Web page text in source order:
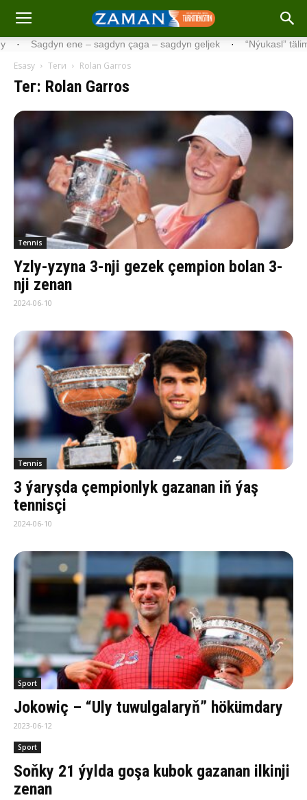
ene – sagdyn çaga – sagdyn geljek · “Nýukasl” tälimçisini
Esasy Теги Rolan Garros
Тег: Rolan Garros
Tennis
Yzly-yzyna 3-nji gezek çempion bolan 3-
nji zenan
2024-06-10
Tennis
3 ýaryşda çempionlyk gazanan iň ýaş
tennisçi
2024-06-10
Sport
Jokowiç – “Uly tuwulgalaryň” hökümdary
2023-06-12
Sport
Soňky 21 ýylda goşa kubok gazanan ilkinji
zenan